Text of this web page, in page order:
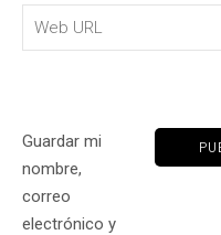
Guardar mi
nombre,
correo
electrónico y